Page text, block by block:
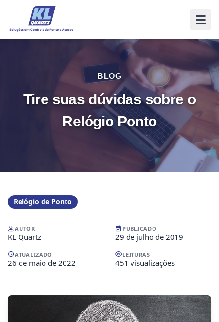
BLOG
Tire suas dúvidas sobre o
Relógio Ponto
Relógio de Ponto
AUTOR
KL Quartz
PUBLICADO
29 de julho de 2019
ATUALIZADO
26 de maio de 2022
LEITURAS
451 visualizações